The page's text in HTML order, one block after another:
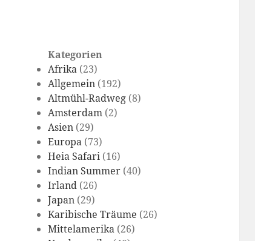
Kategorien
Afrika (23)
Allgemein (192)
Altmühl-Radweg (8)
Amsterdam (2)
Asien (29)
Europa (73)
Heia Safari (16)
Indian Summer (40)
Irland (26)
Japan (29)
Karibische Träume (26)
Mittelamerika (26)